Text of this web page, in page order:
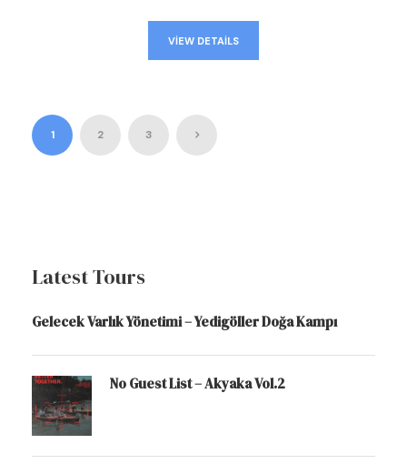
VIEW DETAILS
1 2 3
Latest Tours
Gelecek Varlık Yönetimi – Yedigöller Doğa Kampı
No Guest List – Akyaka Vol.2